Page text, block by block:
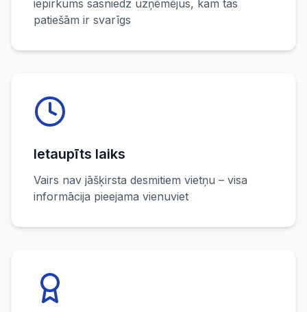
iepirkums sasniedz uzņēmējus, kam tas
patiešām ir svarīgs
Ietaupīts laiks
Vairs nav jāšķirsta desmitiem vietņu – visa
informācija pieejama vienuviet